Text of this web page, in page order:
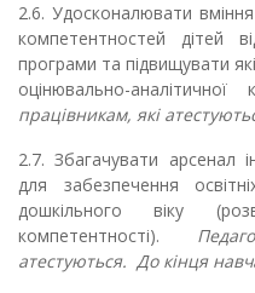
2.6. Удосконалювати
компетентностей дітей
програми та підвищувати
оцінювально-аналітичної
працівникам, які
2.7. Збагачувати арсенал
для забезпечення
дошкільного віку
компетентності).
атестуються. До кінця